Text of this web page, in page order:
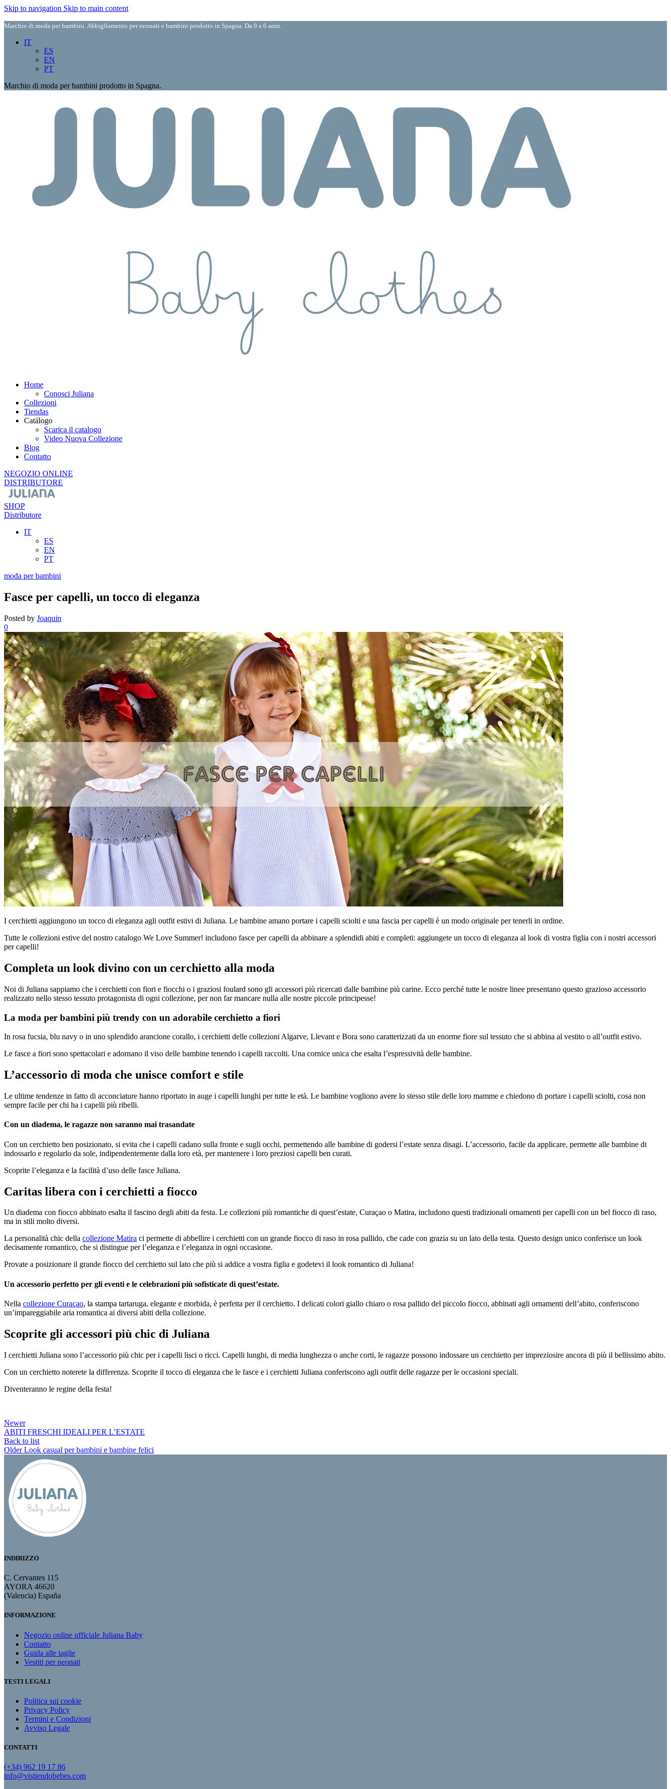
Skip to navigation Skip to main content
Marchio di moda per bambini. Abbigliamento per neonati e bambini prodotto in Spagna. Da 0 a 6 anni.
IT
ES
EN
PT
Marchio di moda per bambini prodotto in Spagna.
Home
Conosci Juliana
Collezioni
Tiendas
Catálogo
Scarica il catalogo
Video Nuova Collezione
Blog
Contatto
NEGOZIO ONLINE
DISTRIBUTORE
SHOP
Distributore
IT
ES
EN
PT
moda per bambini
Fasce per capelli, un tocco di eleganza
Posted by Joaquin
0
I cerchietti aggiungono un tocco di eleganza agli outfit estivi di Juliana. Le bambine amano portare i capelli sciolti e una fascia per capelli è un modo originale per tenerli in ordine.
Tutte le collezioni estive del nostro catalogo We Love Summer! includono fasce per capelli da abbinare a splendidi abiti e completi: aggiungete un tocco di eleganza al look di vostra figlia con i nostri accessori
per capelli!
Completa un look divino con un cerchietto alla moda
Noi di Juliana sappiamo che i cerchietti con fiori e fiocchi o i graziosi foulard sono gli accessori più ricercati dalle bambine più carine. Ecco perché tutte le nostre linee presentano questo grazioso accessorio
realizzato nello stesso tessuto protagonista di ogni collezione, per non far mancare nulla alle nostre piccole principesse!
La moda per bambini più trendy con un adorabile cerchietto a fiori
In rosa fucsia, blu navy o in uno splendido arancione corallo, i cerchietti delle collezioni Algarve, Llevant e Bora sono caratterizzati da un enorme fiore sul tessuto che si abbina al vestito o all’outfit estivo.
Le fasce a fiori sono spettacolari e adornano il viso delle bambine tenendo i capelli raccolti. Una cornice unica che esalta l’espressività delle bambine.
L’accessorio di moda che unisce comfort e stile
Le ultime tendenze in fatto di acconciature hanno riportato in auge i capelli lunghi per tutte le età. Le bambine vogliono avere lo stesso stile delle loro mamme e chiedono di portare i capelli sciolti, cosa non
sempre facile per chi ha i capelli più ribelli.
Con un diadema, le ragazze non saranno mai trasandate
Con un cerchietto ben posizionato, si evita che i capelli cadano sulla fronte e sugli occhi, permettendo alle bambine di godersi l’estate senza disagi. L’accessorio, facile da applicare, permette alle bambine di
indossarlo e regolarlo da sole, indipendentemente dalla loro età, per mantenere i loro preziosi capelli ben curati.
Scoprite l’eleganza e la facilità d’uso delle fasce Juliana.
Caritas libera con i cerchietti a fiocco
Un diadema con fiocco abbinato esalta il fascino degli abiti da festa. Le collezioni più romantiche di quest’estate, Curaçao o Matira, includono questi tradizionali ornamenti per capelli con un bel fiocco di raso,
ma in stili molto diversi.
La personalità chic della collezione Matira ci permette di abbellire i cerchietti con un grande fiocco di raso in rosa pallido, che cade con grazia su un lato della testa. Questo design unico conferisce un look
decisamente romantico, che si distingue per l’eleganza e l’eleganza in ogni occasione.
Provate a posizionare il grande fiocco del cerchietto sul lato che più si addice a vostra figlia e godetevi il look romantico di Juliana!
Un accessorio perfetto per gli eventi e le celebrazioni più sofisticate di quest’estate.
Nella collezione Curaçao, la stampa tartaruga, elegante e morbida, è perfetta per il cerchietto. I delicati colori giallo chiaro o rosa pallido del piccolo fiocco, abbinati agli ornamenti dell’abito, conferiscono
un’impareggiabile aria romantica ai diversi abiti della collezione.
Scoprite gli accessori più chic di Juliana
I cerchietti Juliana sono l’accessorio più chic per i capelli lisci o ricci. Capelli lunghi, di media lunghezza o anche corti, le ragazze possono indossare un cerchietto per impreziosire ancora di più il bellissimo abito.
Con un cerchietto noterete la differenza. Scoprite il tocco di eleganza che le fasce e i cerchietti Juliana conferiscono agli outfit delle ragazze per le occasioni speciali.
Diventeranno le regine della festa!
Newer
ABITI FRESCHI IDEALI PER L’ESTATE
Back to list
Older Look casual per bambini e bambine felici
INDIRIZZO
C. Cervantes 115
AYORA 46620
(Valencia) España
INFORMAZIONE
Negozio online ufficiale Juliana Baby
Contatto
Guida alle taglie
Vestiti per neonati
TESTI LEGALI
Politica sui cookie
Privacy Policy
Termini e Condizioni
Avviso Legale
CONTATTI
(+34) 962 19 17 86
info@vistiendobebes.com